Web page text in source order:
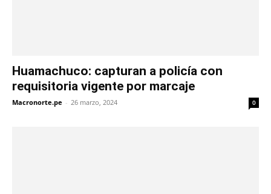
Huamachuco: capturan a policía con
requisitoria vigente por marcaje
Macronorte.pe - 26 marzo, 2024 0